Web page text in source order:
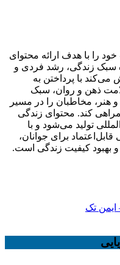
از سال ۱۳۹۳ فعالیت خود را با هدف ارائه محتوای
سبک زندگی، رشد فردی و
می‌کند با پرداختن به
ذهن و روان، سبک
هنر، مخاطبان را در مسیر
کند. محتوای زندگی
تولید می‌شود و با
برای جوانان،
و بهبود کیفیت زندگی است.
تک